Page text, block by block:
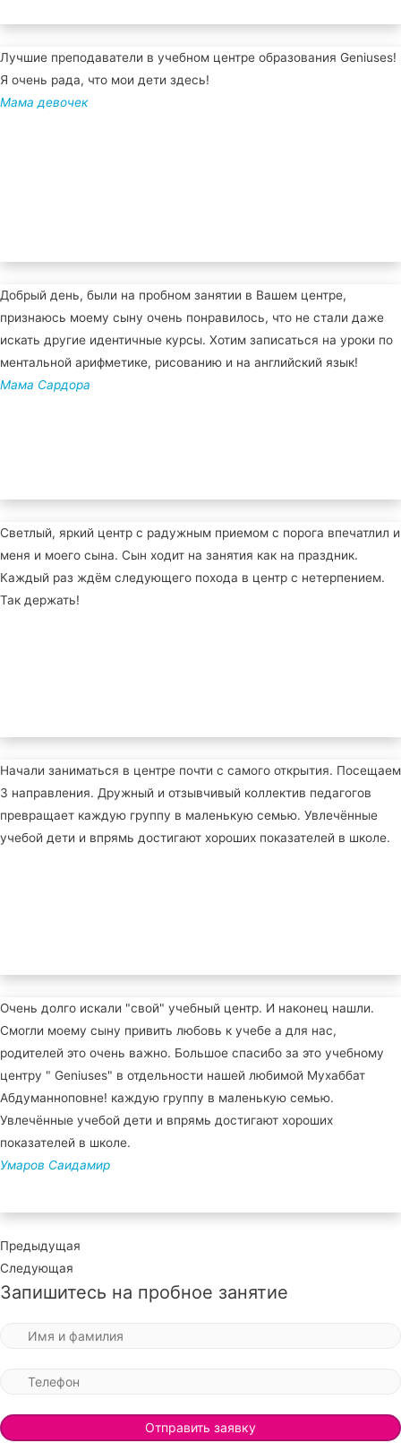
Лучшие преподаватели в учебном центре образования Geniuses!
Я очень рада, что мои дети здесь!
Мама девочек
Добрый день, были на пробном занятии в Вашем центре,
признаюсь моему сыну очень понравилось, что не стали даже
искать другие идентичные курсы. Хотим записаться на уроки по
ментальной арифметике, рисованию и на английский язык!
Мама Сардора
Светлый, яркий центр с радужным приемом с порога впечатлил и
меня и моего сына. Сын ходит на занятия как на праздник.
Каждый раз ждём следующего похода в центр с нетерпением.
Так держать!
Начали заниматься в центре почти с самого открытия. Посещаем
3 направления. Дружный и отзывчивый коллектив педагогов
превращает каждую группу в маленькую семью. Увлечённые
учебой дети и впрямь достигают хороших показателей в школе.
Очень долго искали "свой" учебный центр. И наконец нашли.
Смогли моему сыну привить любовь к учебе а для нас,
родителей это очень важно. Большое спасибо за это учебному
центру " Geniuses" в отдельности нашей любимой Мухаббат
Абдуманноповне! каждую группу в маленькую семью.
Увлечённые учебой дети и впрямь достигают хороших
показателей в школе.
Умаров Саидамир
Предыдущая
Следующая
Запишитесь на пробное занятие